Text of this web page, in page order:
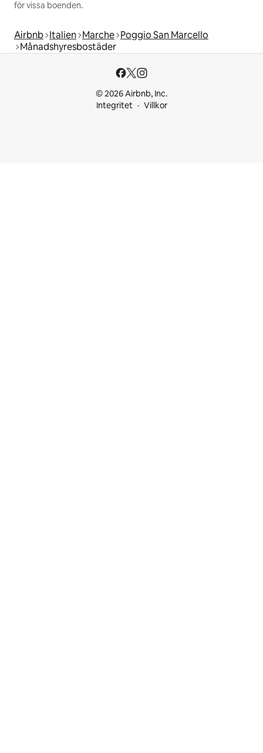
för vissa boenden.
Airbnb Italien Marche Poggio San Marcello
Månadshyresbostäder
© 2026 Airbnb, Inc.
Integritet
Villkor